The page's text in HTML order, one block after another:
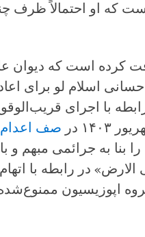
که او احتمالاً ظرف
کرده است که دیوان
حسنی و احسانی اسلام لو برای
با اجرای
در
صف اعدام
تهران آنها را بنا به جرائمی
در رابطه با اتهام
اپوزیسیون